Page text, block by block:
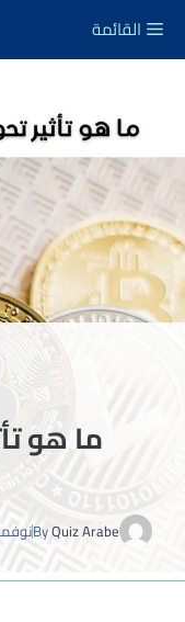
القائمة
ما هو
ByQuiz Arabe نوفمبر 9,